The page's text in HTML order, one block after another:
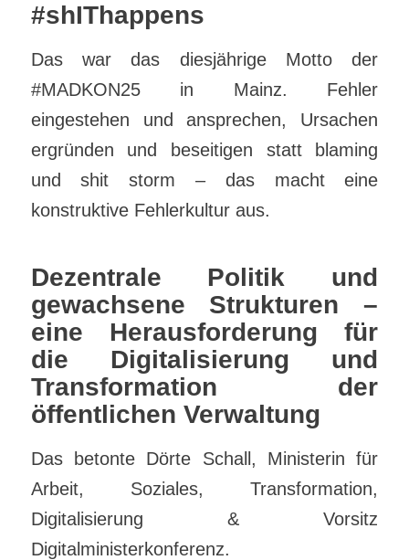
#shIThappens
Das war das diesjährige Motto der
#MADKON25 in Mainz. Fehler
eingestehen und ansprechen, Ursachen
ergründen und beseitigen statt blaming
und shit storm – das macht eine
konstruktive Fehlerkultur aus.
Dezentrale Politik und
gewachsene Strukturen –
eine Herausforderung für
die Digitalisierung und
Transformation der
öffentlichen Verwaltung
Das betonte Dörte Schall, Ministerin für
Arbeit, Soziales, Transformation,
Digitalisierung & Vorsitz
Digitalministerkonferenz.